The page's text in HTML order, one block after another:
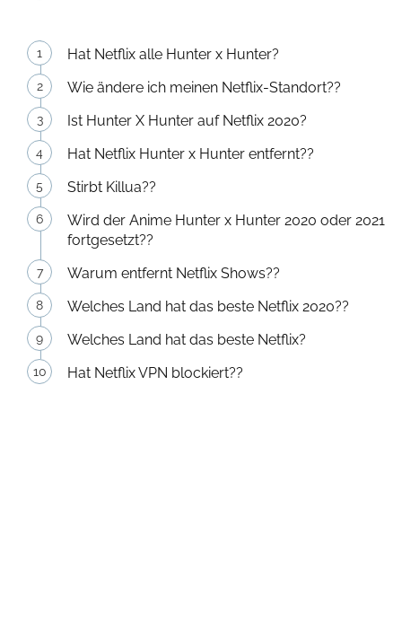
Hat Netflix alle Hunter x Hunter?
Wie ändere ich meinen Netflix-Standort??
Ist Hunter X Hunter auf Netflix 2020?
Hat Netflix Hunter x Hunter entfernt??
Stirbt Killua??
Wird der Anime Hunter x Hunter 2020 oder 2021
fortgesetzt??
Warum entfernt Netflix Shows??
Welches Land hat das beste Netflix 2020??
Welches Land hat das beste Netflix?
Hat Netflix VPN blockiert??